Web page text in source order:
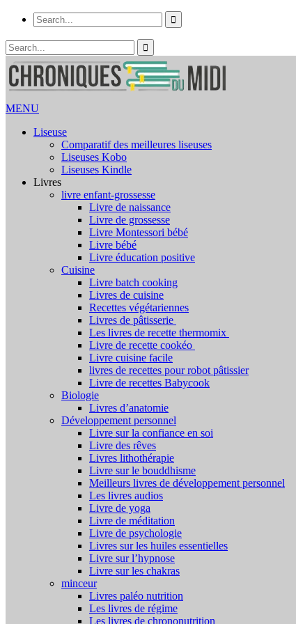
MENU
Liseuse
Comparatif des meilleures liseuses
Liseuses Kobo
Liseuses Kindle
Livres
livre enfant-grossesse
Livre de naissance
Livre de grossesse
Livre Montessori bébé
Livre bébé
Livre éducation positive
Cuisine
Livre batch cooking
Livres de cuisine
Recettes végétariennes
Livres de pâtisserie
Les livres de recette thermomix
Livre de recette cookéo
Livre cuisine facile
livres de recettes pour robot pâtissier
Livre de recettes Babycook
Biologie
Livres d’anatomie
Développement personnel
Livre sur la confiance en soi
Livre des rêves
Livres lithothérapie
Livre sur le bouddhisme
Meilleurs livres de développement personnel
Les livres audios
Livre de yoga
Livre de méditation
Livre de psychologie
Livres sur les huiles essentielles
Livre sur l’hypnose
Livre sur les chakras
minceur
Livres paléo nutrition
Les livres de régime
Les livres de chrononutrition